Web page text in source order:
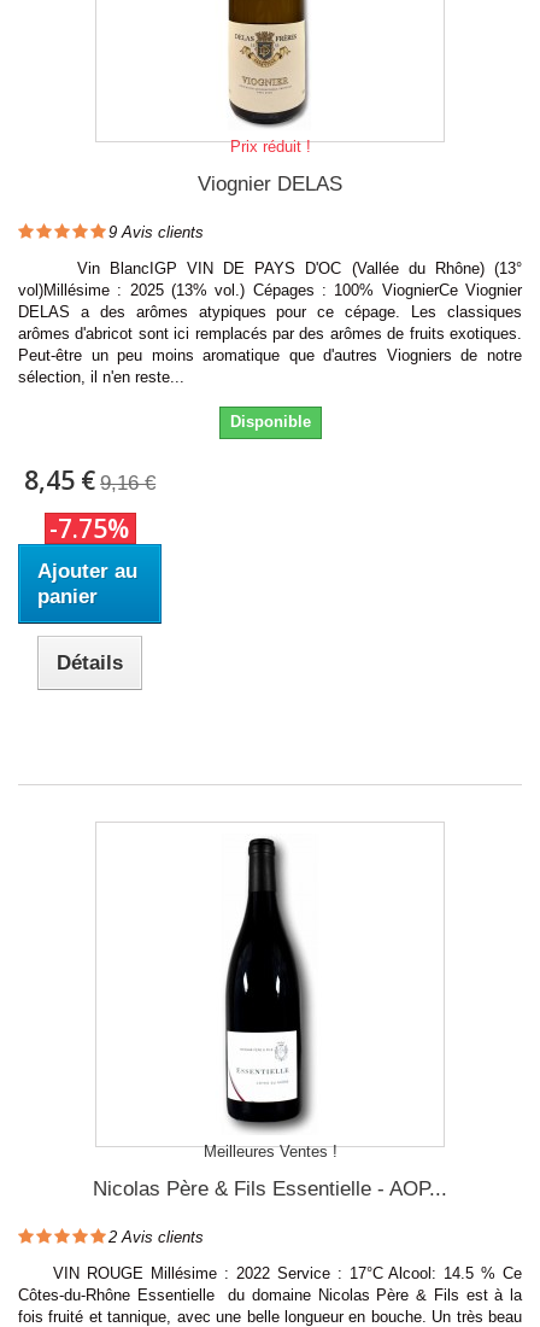
Prix réduit !
Viognier DELAS
9 Avis clients
Vin BlancIGP VIN DE PAYS D'OC (Vallée du Rhône) (13°
vol)Millésime : 2025 (13% vol.) Cépages : 100% ViognierCe Viognier
DELAS a des arômes atypiques pour ce cépage. Les classiques
arômes d'abricot sont ici remplacés par des arômes de fruits exotiques.
Peut-être un peu moins aromatique que d'autres Viogniers de notre
sélection, il n'en reste...
Disponible
8,45 € 9,16 €
-7.75%
Ajouter au
panier
Détails
Meilleures Ventes !
Nicolas Père & Fils Essentielle - AOP...
2 Avis clients
VIN ROUGE Millésime : 2022 Service : 17°C Alcool: 14.5 % Ce
Côtes-du-Rhône Essentielle du domaine Nicolas Père & Fils est à la
fois fruité et tannique, avec une belle longueur en bouche. Un très beau